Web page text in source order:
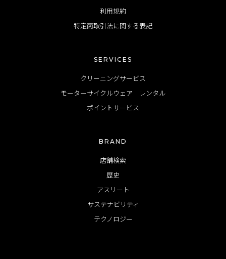
利用規約
特定商取引法に関する表記
SERVICES
クリーニングサービス
モーターサイクルウェア レンタル
ポイントサービス
BRAND
店舗検索
歴史
アスリート
サステナビリティ
テクノロジー